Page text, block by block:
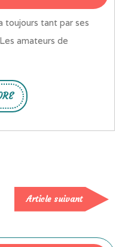
réussie
:
visuel
toujours tant par ses
amateurs de
READ
MORE
Article suivant
Article